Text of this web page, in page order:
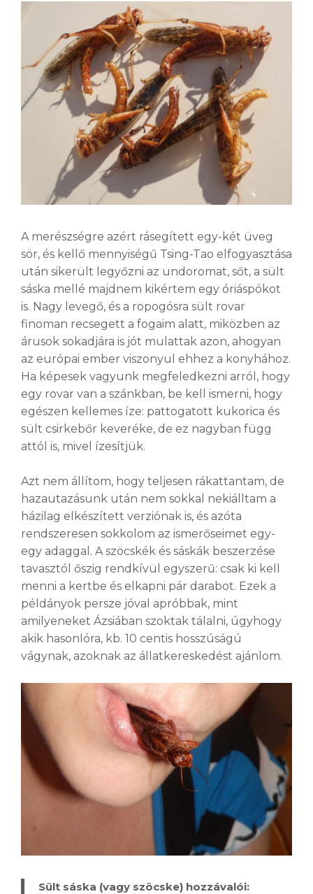
A merészségre azért rásegített egy-két üveg
sör, és kellő mennyiségű Tsing-Tao elfogyasztása
után sikerült legyőzni az undoromat, sőt, a sült
sáska mellé majdnem kikértem egy óriáspókot
is. Nagy levegő, és a ropogósra sült rovar
finoman recsegett a fogaim alatt, miközben az
árusok sokadjára is jót mulattak azon, ahogyan
az európai ember viszonyul ehhez a konyhához.
Ha képesek vagyunk megfeledkezni arról, hogy
egy rovar van a szánkban, be kell ismerni, hogy
egészen kellemes íze: pattogatott kukorica és
sült csirkebőr keveréke, de ez nagyban függ
attól is, mivel ízesítjük.
Azt nem állítom, hogy teljesen rákattantam, de
hazautazásunk után nem sokkal nekiálltam a
házilag elkészített verziónak is, és azóta
rendszeresen sokkolom az ismerőseimet egy-
egy adaggal. A szöcskék és sáskák beszerzése
tavasztól őszig rendkívül egyszerű: csak ki kell
menni a kertbe és elkapni pár darabot. Ezek a
példányok persze jóval apróbbak, mint
amilyeneket Ázsiában szoktak tálalni, úgyhogy
akik hasonlóra, kb. 10 centis hosszúságú
vágynak, azoknak az állatkereskedést ajánlom.
Sült sáska (vagy szöcske) hozzávalói: